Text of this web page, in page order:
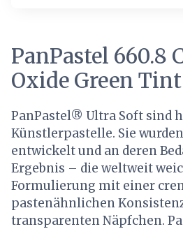
PanPastel 660.8
Oxide Green Tint
PanPastel® Ultra Soft sind
Künstlerpastelle. Sie
entwickelt und an deren
Ergebnis – die weltweit
Formulierung mit einer
pastenähnlichen
transparenten Näpfchen.